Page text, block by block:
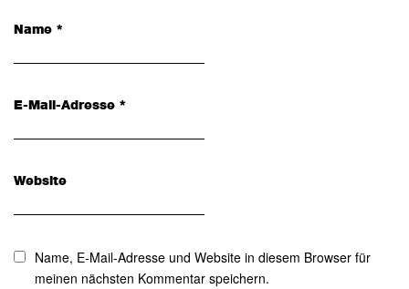
Name *
E-Mail-Adresse *
Website
Name, E-Mail-Adresse und Website in diesem Browser für
meinen nächsten Kommentar speichern.